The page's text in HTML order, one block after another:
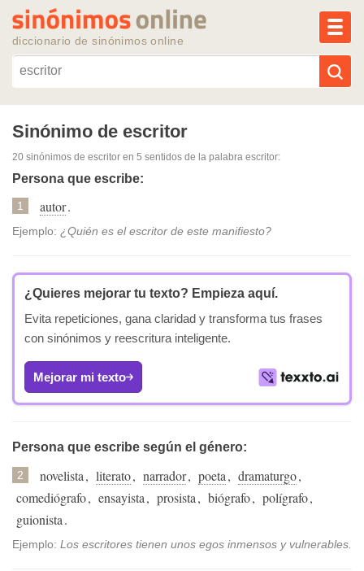
diccionario de sinónimos online
Reescribir texto con IA
Sinónimos populares
Sinónimo de escritor
20 sinónimos de escritor en 5 sentidos de la palabra escritor:
Persona que escribe:
1 autor.
Ejemplo: ¿Quién es el escritor de este manifiesto?
¿Quieres mejorar tu texto? Empieza aquí.
Evita repeticiones, gana claridad y transforma tus frases
con sinónimos y reescritura inteligente.
Mejorar mi texto
Persona que escribe según el género:
2 novelista, literato, narrador, poeta, dramaturgo,
comediógrafo, ensayista, prosista, biógrafo, polígrafo,
guionista.
Ejemplo: Los escritores tienen unos egos inmensos y vulnerables.